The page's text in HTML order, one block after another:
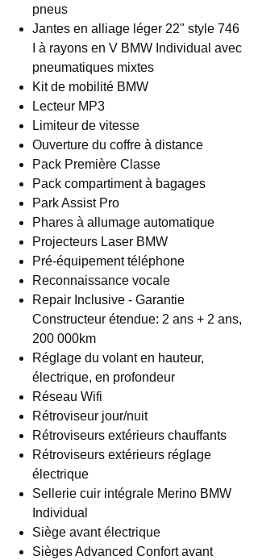
pneus
Jantes en alliage léger 22" style 746
I à rayons en V BMW Individual avec
pneumatiques mixtes
Kit de mobilité BMW
Lecteur MP3
Limiteur de vitesse
Ouverture du coffre à distance
Pack Première Classe
Pack compartiment à bagages
Park Assist Pro
Phares à allumage automatique
Projecteurs Laser BMW
Pré-équipement téléphone
Reconnaissance vocale
Repair Inclusive - Garantie
Constructeur étendue: 2 ans + 2 ans,
200 000km
Réglage du volant en hauteur,
électrique, en profondeur
Réseau Wifi
Rétroviseur jour/nuit
Rétroviseurs extérieurs chauffants
Rétroviseurs extérieurs réglage
électrique
Sellerie cuir intégrale Merino BMW
Individual
Siège avant électrique
Sièges Advanced Confort avant